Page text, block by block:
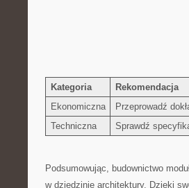
Kategoria
Rekomendacja
Ekonomiczna
Przeprowadź
Techniczna
Sprawdź
Podsumowując, budownictwo
w dziedzinie ‌architektury. Dzięki